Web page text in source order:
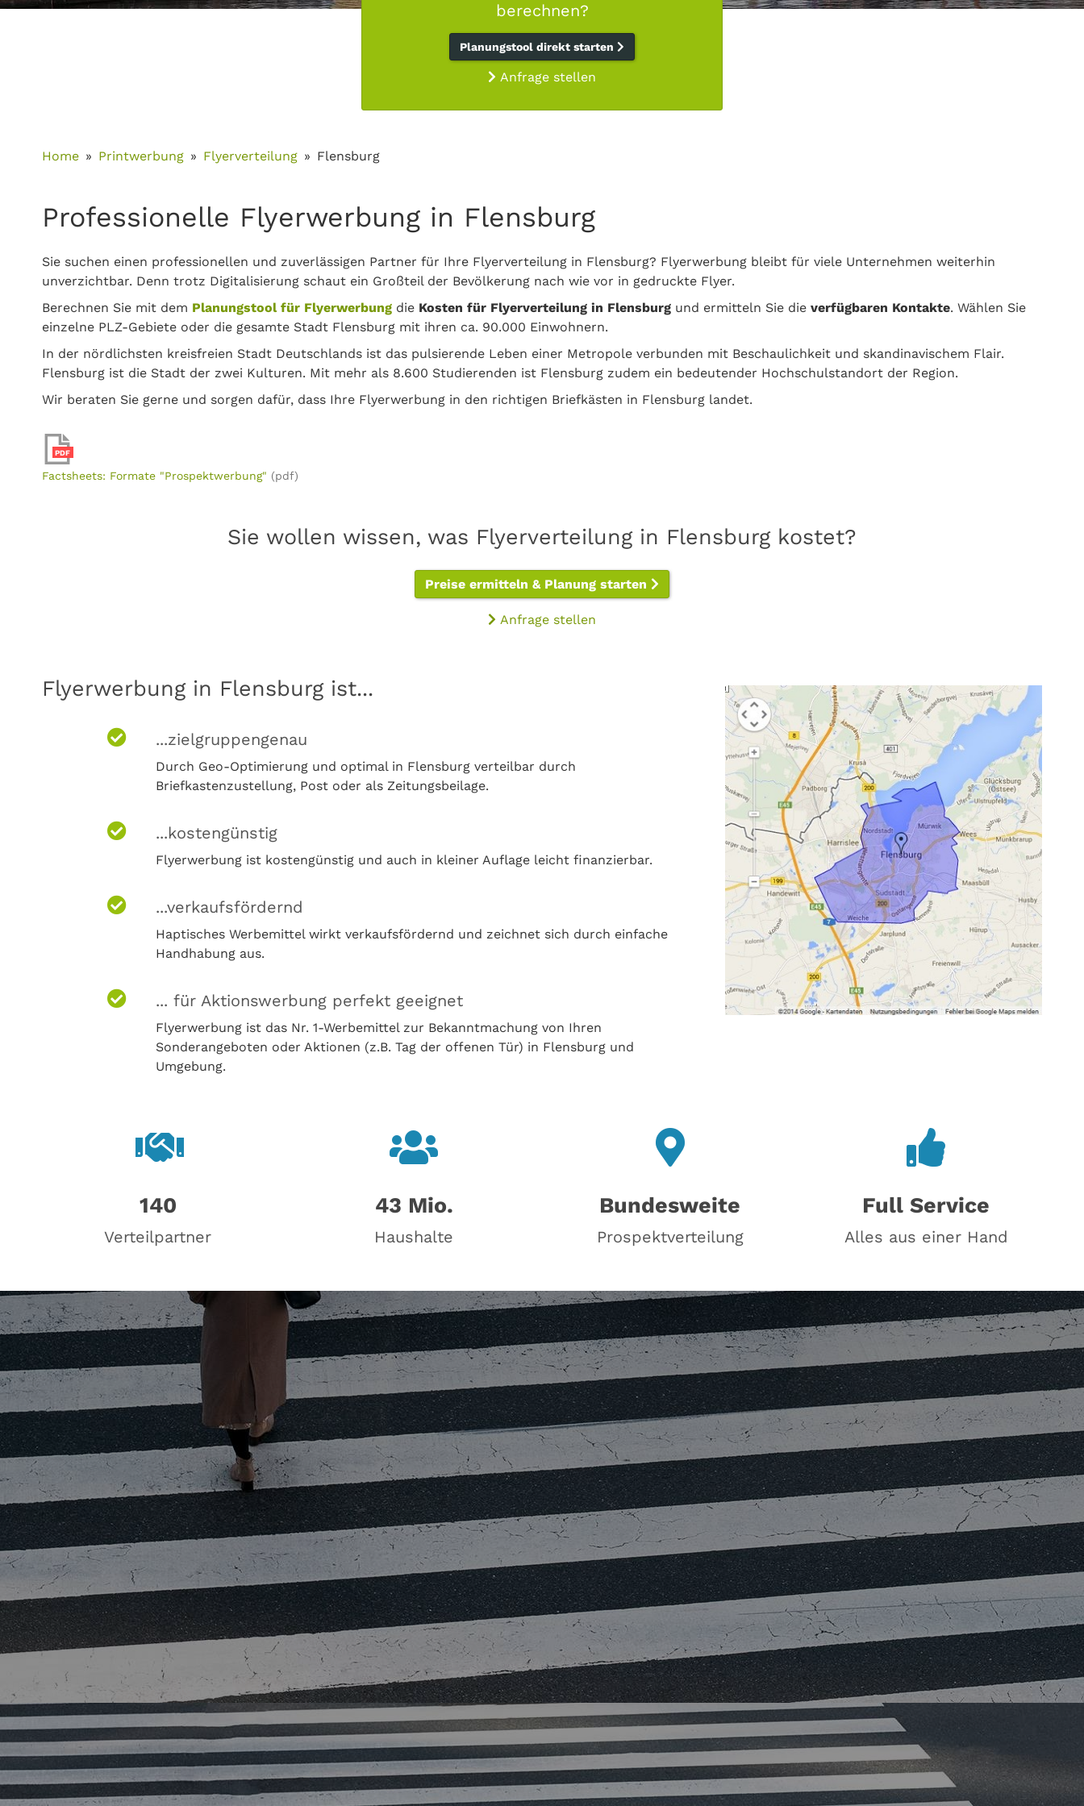
berechnen?
Planungstool direkt starten
Anfrage stellen
Home Printwerbung Flyerverteilung Flensburg
Professionelle Flyerwerbung in Flensburg
Sie suchen einen professionellen und zuverlässigen Partner für Ihre Flyerverteilung in Flensburg? Flyerwerbung bleibt für viele Unternehmen weiterhin
unverzichtbar. Denn trotz Digitalisierung schaut ein Großteil der Bevölkerung nach wie vor in gedruckte Flyer.
Berechnen Sie mit dem Planungstool für Flyerwerbung die Kosten für Flyerverteilung in Flensburg und ermitteln Sie die verfügbaren Kontakte. Wählen Sie
einzelne PLZ-Gebiete oder die gesamte Stadt Flensburg mit ihren ca. 90.000 Einwohnern.
In der nördlichsten kreisfreien Stadt Deutschlands ist das pulsierende Leben einer Metropole verbunden mit Beschaulichkeit und skandinavischem Flair.
Flensburg ist die Stadt der zwei Kulturen. Mit mehr als 8.600 Studierenden ist Flensburg zudem ein bedeutender Hochschulstandort der Region.
Wir beraten Sie gerne und sorgen dafür, dass Ihre Flyerwerbung in den richtigen Briefkästen in Flensburg landet.
PDF
Factsheets: Formate "Prospektwerbung" (pdf)
Sie wollen wissen, was Flyerverteilung in Flensburg kostet?
Preise ermitteln & Planung starten
Anfrage stellen
Flyerwerbung in Flensburg ist...
...zielgruppengenau
Durch Geo-Optimierung und optimal in Flensburg verteilbar durch
Briefkastenzustellung, Post oder als Zeitungsbeilage.
...kostengünstig
Flyerwerbung ist kostengünstig und auch in kleiner Auflage leicht finanzierbar.
...verkaufsfördernd
Haptisches Werbemittel wirkt verkaufsfördernd und zeichnet sich durch einfache
Handhabung aus.
... für Aktionswerbung perfekt geeignet
Flyerwerbung ist das Nr. 1-Werbemittel zur Bekanntmachung von Ihren
Sonderangeboten oder Aktionen (z.B. Tag der offenen Tür) in Flensburg und
Umgebung.
140
Verteilpartner
43 Mio.
Haushalte
Bundesweite
Prospektverteilung
Full Service
Alles aus einer Hand